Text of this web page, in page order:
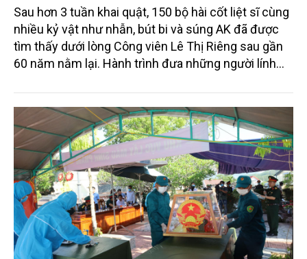
Sau hơn 3 tuần khai quật, 150 bộ hài cốt liệt sĩ cùng
nhiều kỷ vật như nhẫn, bút bi và súng AK đã được
tìm thấy dưới lòng Công viên Lê Thị Riêng sau gần
60 năm nằm lại. Hành trình đưa những người lính
gia đình đang đi đến những trang cuối đầy xúc